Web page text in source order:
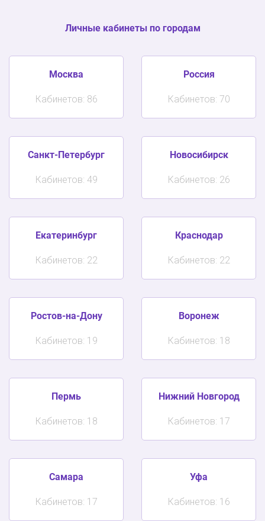
Личные кабинеты по городам
Москва
Кабинетов: 86
Россия
Кабинетов: 70
Санкт-Петербург
Кабинетов: 49
Новосибирск
Кабинетов: 26
Екатеринбург
Кабинетов: 22
Краснодар
Кабинетов: 22
Ростов-на-Дону
Кабинетов: 19
Воронеж
Кабинетов: 18
Пермь
Кабинетов: 18
Нижний Новгород
Кабинетов: 17
Самара
Кабинетов: 17
Уфа
Кабинетов: 16